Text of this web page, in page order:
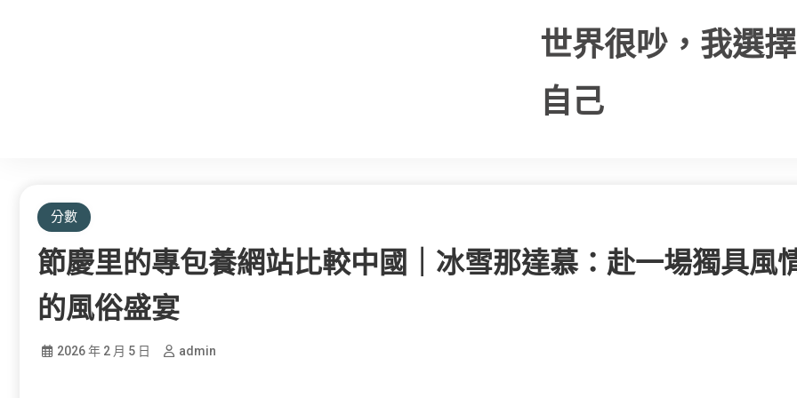
世界很吵，我選
自己
分數
節慶里的專包養網站比較中國｜冰雪那達慕：赴一場獨具風
的風俗盛宴
2026 年 2 月 5 日 admin